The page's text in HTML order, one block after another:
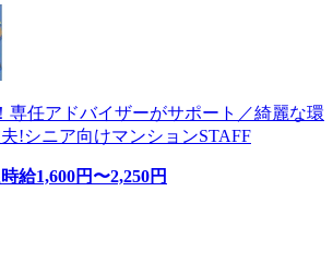
専任アドバイザーがサポート／綺麗な環
!シニア向けマンションSTAFF
時給1,600円〜2,250円